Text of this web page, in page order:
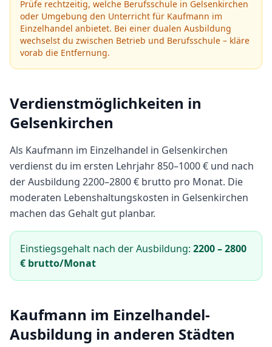
Prüfe rechtzeitig, welche Berufsschule in Gelsenkirchen
oder Umgebung den Unterricht für Kaufmann im
Einzelhandel anbietet. Bei einer dualen Ausbildung
wechselst du zwischen Betrieb und Berufsschule – kläre
vorab die Entfernung.
Verdienstmöglichkeiten in
Gelsenkirchen
Als Kaufmann im Einzelhandel in Gelsenkirchen
verdienst du im ersten Lehrjahr850–1000€ und nach
der Ausbildung 2200–2800€ brutto pro Monat. Die
moderaten Lebenshaltungskosten in Gelsenkirchen
machen das Gehalt gut planbar.
Einstiegsgehalt nach der Ausbildung: 2200–2800
€ brutto/Monat
Kaufmann im Einzelhandel-
Ausbildung in anderen Städten